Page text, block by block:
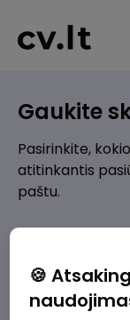
Gaukite
Pasirinkite,
atitinkantis
paštu.
Pridėti naują
🍪